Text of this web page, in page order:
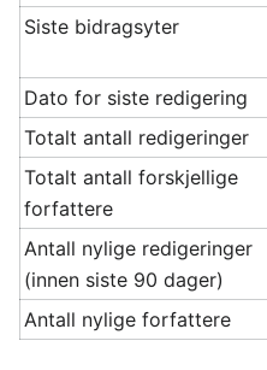
Siste bidragsyter
Dato for siste redigering
Totalt antall redigeringer
Totalt antall forskjellige
forfattere
Antall nylige redigeringer
(innen siste 90 dager)
Antall nylige forfattere